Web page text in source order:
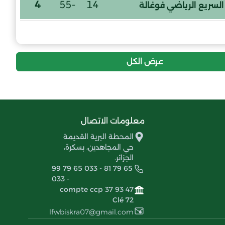
السريع الرياضي فوغالة 14
-55
4
عرض الكل
معلومات الاتصال
المحطة البرية القديمة
حي المجاهدين، بسكرة،
الجزائر.
99 79 65 033 - 81 79 65
033 -
compte ccp 37 93 47
Clé 72
lfwbiskra07@gmail.com